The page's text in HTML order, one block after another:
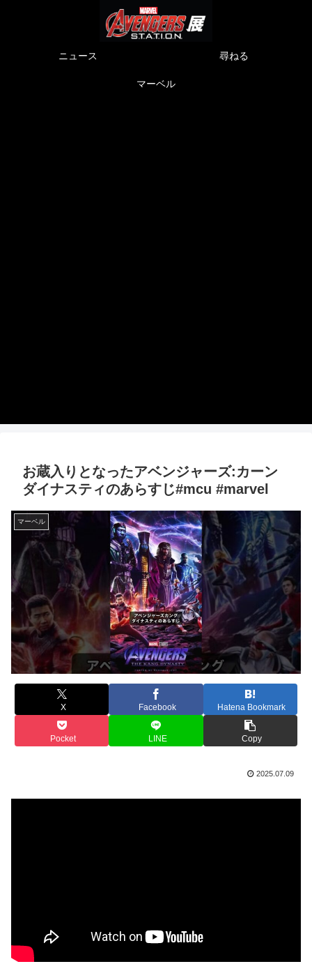
ニュース 尋ねる
マーベル
お蔵入りとなったアベンジャーズ:カーン
ダイナスティのあらすじ#mcu #marvel
マーベル
X Facebook Hatena Bookmark
Pocket LINE Copy
2025.07.09